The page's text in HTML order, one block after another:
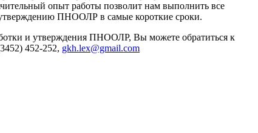
опыт работы позволит нам выполнить все
ПНООЛР в самые короткие сроки.
и утверждения ПНООЛР, Вы можете обратиться к
452-252, gkh.lex@gmail.com